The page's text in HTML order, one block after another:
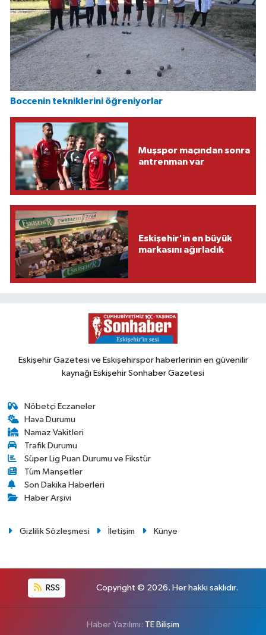
Boccenin tekniklerini öğreniyorlar
Muşspor maçından sonra
antrenman var
Eskişehir'in en büyük
markasını ağırladık
Eskişehir Gazetesi ve Eskişehirspor haberlerinin en güvenilir
kaynağı Eskişehir Sonhaber Gazetesi
Nöbetçi Eczaneler
Hava Durumu
Namaz Vakitleri
Trafik Durumu
Süper Lig Puan Durumu ve Fikstür
Tüm Manşetler
Son Dakika Haberleri
Haber Arşivi
Gizlilik Sözleşmesi İletişim Künye
RSS Copyright © 2026. Her hakkı saklıdır.
Haber Yazılımı: TE Bilişim